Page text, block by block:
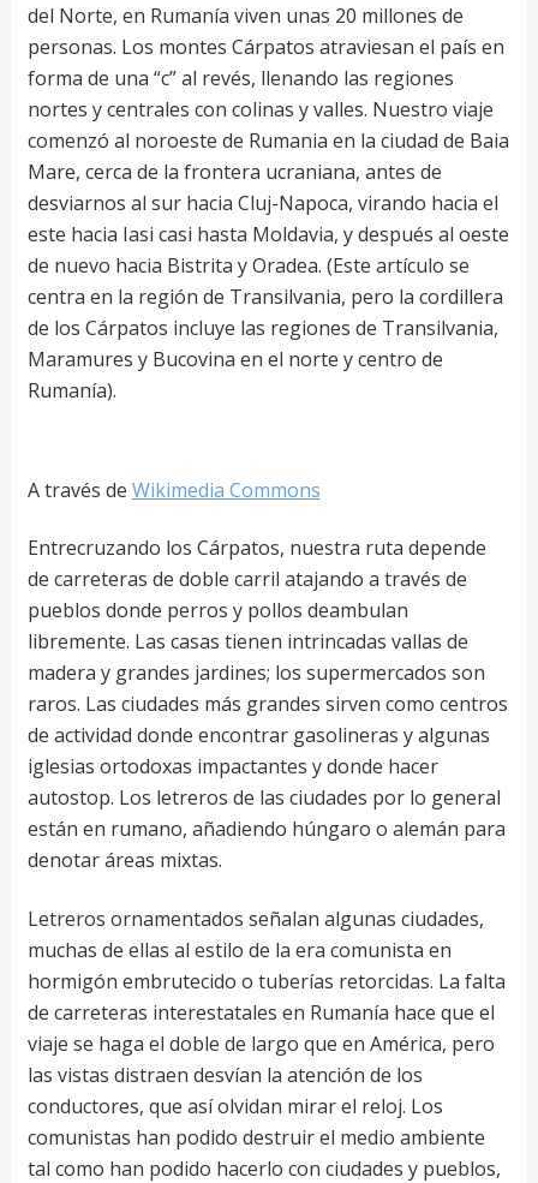
del Norte, en Rumanía viven unas 20 millones de
personas. Los montes Cárpatos atraviesan el país en
forma de una “c” al revés, llenando las regiones
nortes y centrales con colinas y valles. Nuestro viaje
comenzó al noroeste de Rumania en la ciudad de Baia
Mare, cerca de la frontera ucraniana, antes de
desviarnos al sur hacia Cluj-Napoca, virando hacia el
este hacia Iasi casi hasta Moldavia, y después al oeste
de nuevo hacia Bistrita y Oradea. (Este artículo se
centra en la región de Transilvania, pero la cordillera
de los Cárpatos incluye las regiones de Transilvania,
Maramures y Bucovina en el norte y centro de
Rumanía).
A través de Wikimedia Commons
Entrecruzando los Cárpatos, nuestra ruta depende
de carreteras de doble carril atajando a través de
pueblos donde perros y pollos deambulan
libremente. Las casas tienen intrincadas vallas de
madera y grandes jardines; los supermercados son
raros. Las ciudades más grandes sirven como centros
de actividad donde encontrar gasolineras y algunas
iglesias ortodoxas impactantes y donde hacer
autostop. Los letreros de las ciudades por lo general
están en rumano, añadiendo húngaro o alemán para
denotar áreas mixtas.
Letreros ornamentados señalan algunas ciudades,
muchas de ellas al estilo de la era comunista en
hormigón embrutecido o tuberías retorcidas. La falta
de carreteras interestatales en Rumanía hace que el
viaje se haga el doble de largo que en América, pero
las vistas distraen desvían la atención de los
conductores, que así olvidan mirar el reloj. Los
comunistas han podido destruir el medio ambiente
tal como han podido hacerlo con ciudades y pueblos,